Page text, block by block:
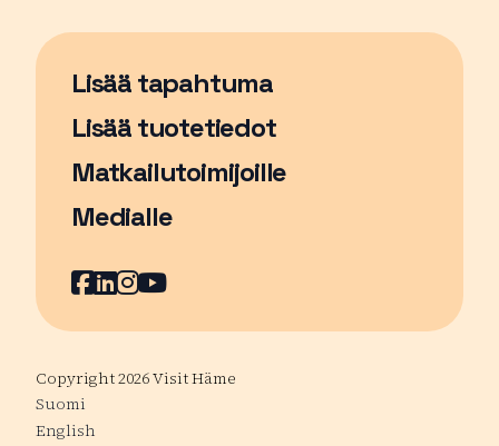
Lisää tapahtuma
Sivu avautuu uudessa ikkunassa
Lisää tuotetiedot
Matkailutoimijoille
Medialle
Facebook
Sivu avautuu uudessa ikkunassa
LinkedIn
Sivu avautuu uudessa ikkunassa
Instagram
Sivu avautuu uudessa
YouTube
Sivu avautuu uudessa
Copyright 2026 Visit Häme
Suomi
English